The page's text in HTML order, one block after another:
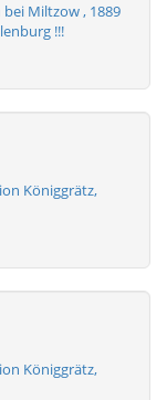
Miltzow , 1889
!!!
Königgrätz,
Königgrätz,